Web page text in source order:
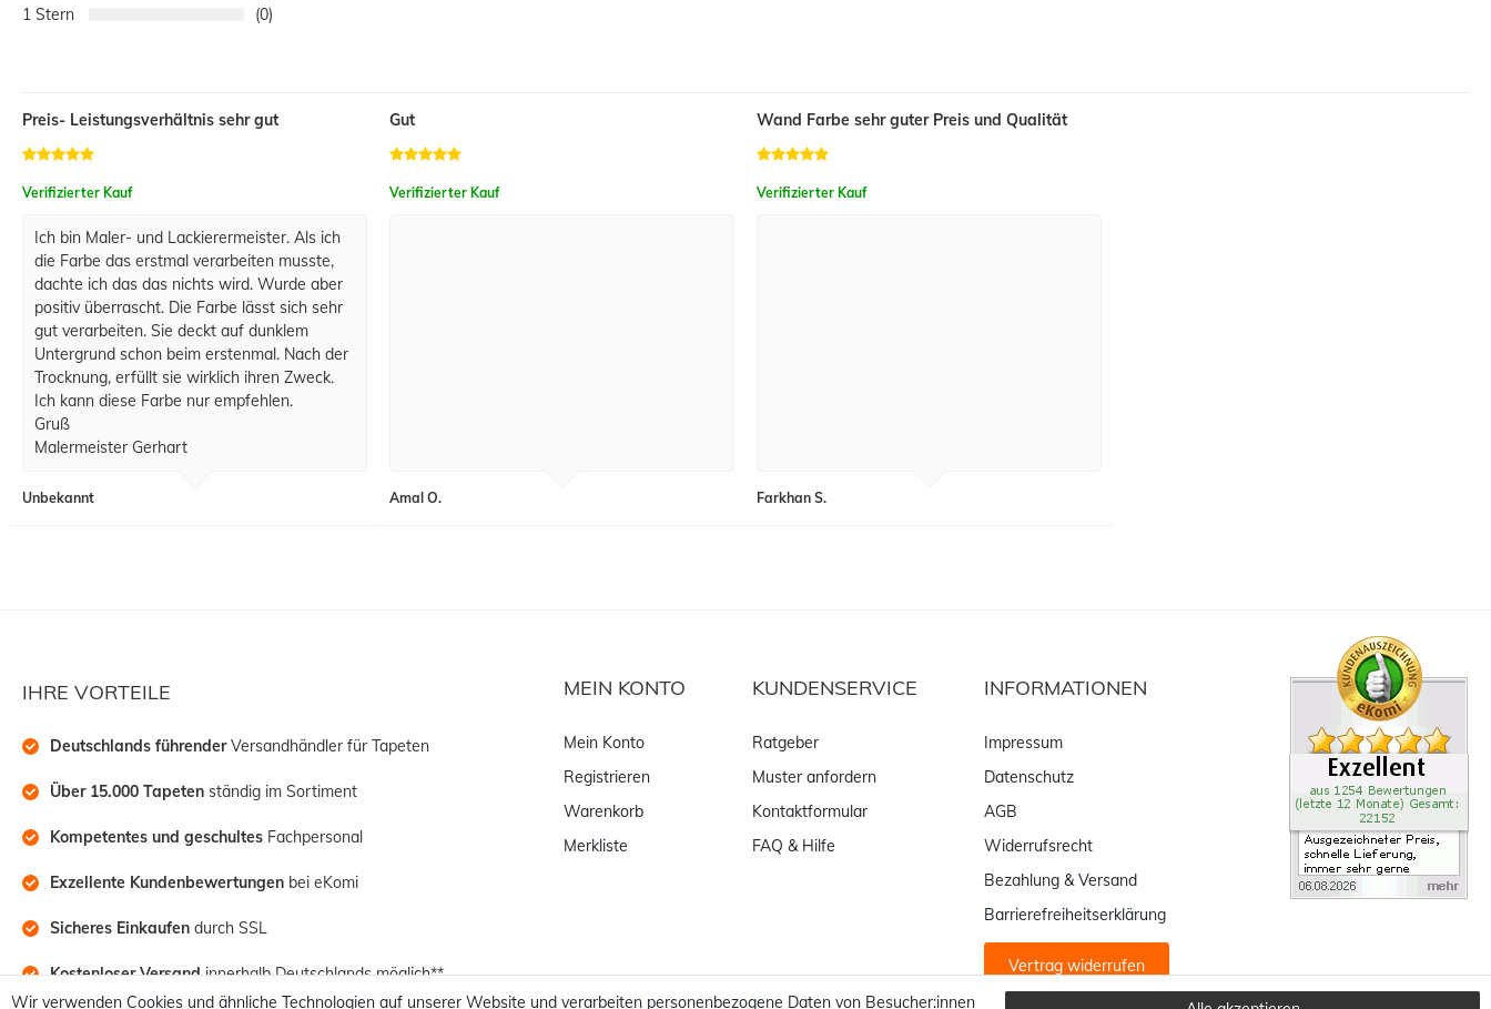
1
0
Preis- Leistungsverhältnis sehr gut
Verifizierter Kauf
Ich bin Maler- und Lackierermeister. Als ich
die Farbe das erstmal verarbeiten musste,
dachte ich das das nichts wird. Wurde aber
positiv überrascht. Die Farbe lässt sich sehr
gut verarbeiten. Sie deckt auf dunklem
Untergrund schon beim erstenmal. Nach der
Trocknung, erfüllt sie wirklich ihren Zweck.
Ich kann diese Farbe nur empfehlen.
Gruß
Malermeister Gerhart
Unbekannt
Gut
Verifizierter Kauf
Amal O.
Wand Farbe sehr guter Preis und Qualität
Verifizierter Kauf
Farkhan S.
IHRE VORTEILE
Deutschlands führender Versandhändler für Tapeten
Über 15.000 Tapeten ständig im Sortiment
Kompetentes und geschultes Fachpersonal
Exzellente Kundenbewertungen bei eKomi
Sicheres Einkaufen durch SSL
Kostenloser Versand innerhalb Deutschlands möglich**
MEIN KONTO
Mein Konto
Registrieren
Warenkorb
Merkliste
KUNDENSERVICE
Ratgeber
Muster anfordern
Kontaktformular
FAQ & Hilfe
INFORMATIONEN
Impressum
Datenschutz
AGB
Widerrufsrecht
Bezahlung & Versand
Barrierefreiheitserklärung
Vertrag widerrufen
Wir verwenden Cookies und ähnliche Technologien auf unserer Website und verarbeiten personenbezogene Daten von Besucher:innen